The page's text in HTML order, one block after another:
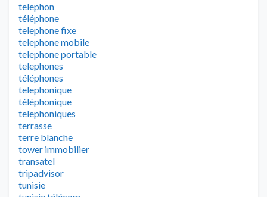
telephon
téléphone
telephone fixe
telephone mobile
telephone portable
telephones
téléphones
telephonique
téléphonique
telephoniques
terrasse
terre blanche
tower immobilier
transatel
tripadvisor
tunisie